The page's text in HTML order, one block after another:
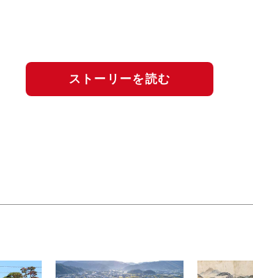
ストーリーを読む